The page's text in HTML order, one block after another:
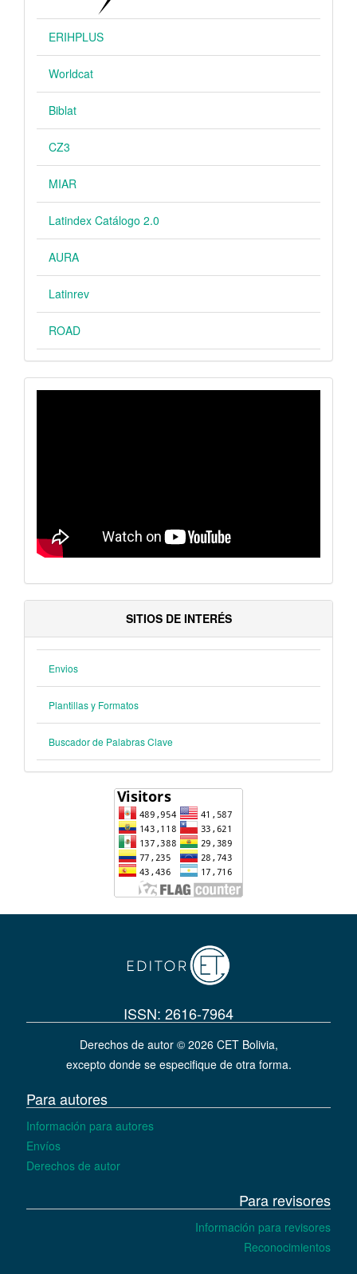
ERIHPLUS
Worldcat
Biblat
CZ3
MIAR
Latindex Catálogo 2.0
AURA
Latinrev
ROAD
SITIOS DE INTERÉS
Envios
Plantillas y Formatos
Buscador de Palabras Clave
ISSN: 2616-7964
Derechos de autor © 2026 CET Bolivia,
excepto donde se especifique de otra forma.
Para autores
Información para autores
Envíos
Derechos de autor
Para revisores
Información para revisores
Reconocimientos